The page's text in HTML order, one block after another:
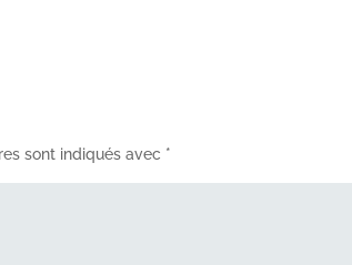
sont indiqués avec *